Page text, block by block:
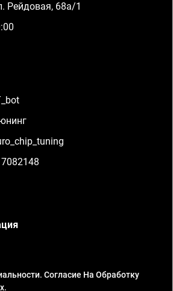
Рейдовая, 68а/1
Согласие На Обработку